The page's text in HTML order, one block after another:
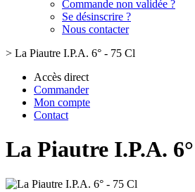
Commande non validée ?
Se désinscrire ?
Nous contacter
> La Piautre I.P.A. 6° - 75 Cl
Accès direct
Commander
Mon compte
Contact
La Piautre I.P.A.